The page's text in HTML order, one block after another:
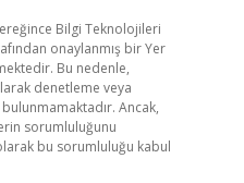
Bilgi Teknolojileri
onaylanmış bir Yer
Bu nedenle,
denetleme veya
Ancak,
sorumluluğunu
bu sorumluluğu kabul